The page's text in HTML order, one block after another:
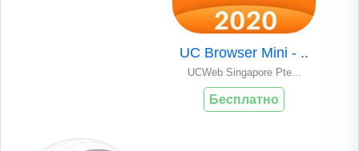
UC Browser Mini - ..
UCWeb Singapore Pte...
Бесплатно